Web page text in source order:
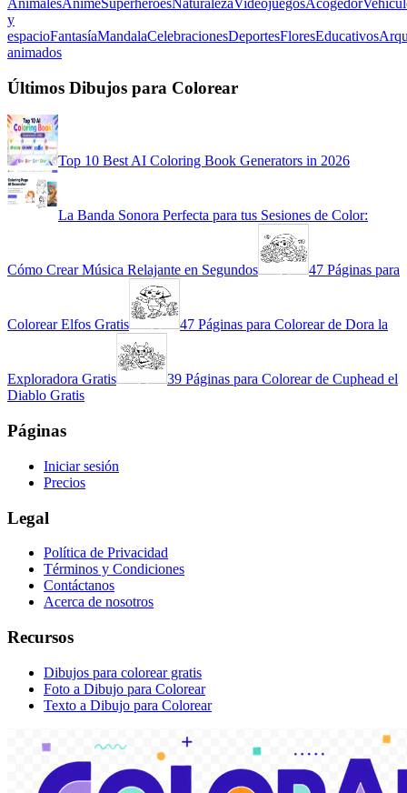
AnimalesAnimeSuperhéroesNaturalezaVideojuegosAcogedor
y
espacioFantasíaMandalaCelebracionesDeportesFloresEducativos
animados
Últimos Dibujos para Colorear
Top 10 Best AI Coloring Book Generators in 2026
La Banda Sonora Perfecta para tus Sesiones de Color:
Cómo Crear Música Relajante en Segundos 47 Páginas para
Colorear Elfos Gratis 47 Páginas para Colorear de Dora la
Exploradora Gratis
39 Páginas para Colorear de Cuphead el
Diablo Gratis
Páginas
Iniciar sesión
Precios
Legal
Política de Privacidad
Términos y Condiciones
Contáctanos
Acerca de nosotros
Recursos
Dibujos para colorear gratis
Foto a Dibujo para Colorear
Texto a Dibujo para Colorear